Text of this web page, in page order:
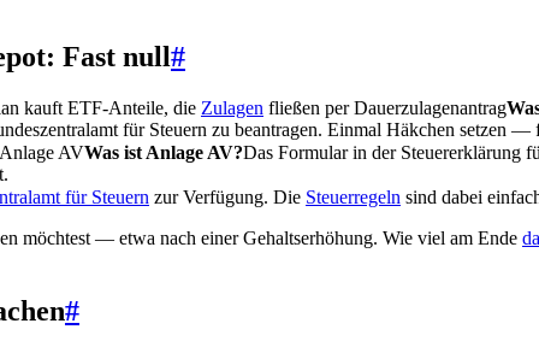
Fast null#
kauft ETF-Anteile, die Zulagen fließen perDauerzulagenantrag
für Steuern zu beantragen. Einmal Häkchen setzen —
Anlage AVWas ist Anlage AV?Das Formular in der Steuererklärung
für Steuern zur Verfügung. Die Steuerregeln sind dabei
möchtest — etwa nach einer Gehaltserhöhung. Wie viel am Ende
#